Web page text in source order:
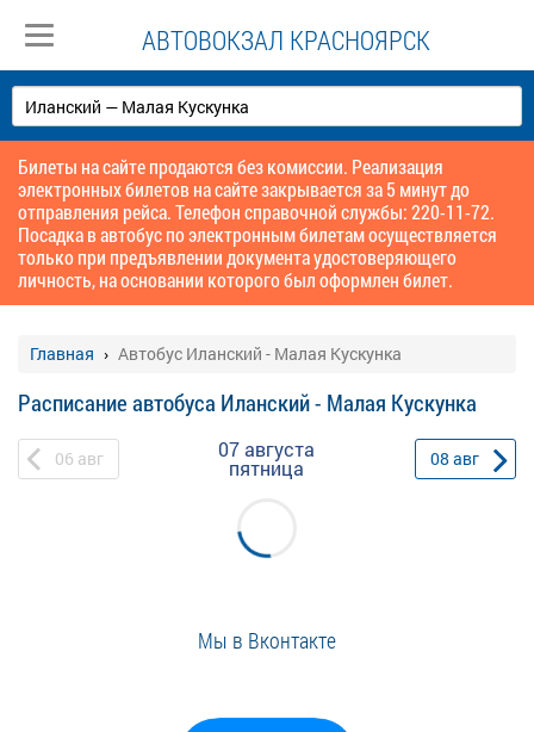
АВТОВОКЗАЛ КРАСНОЯРСК
Билеты на сайте продаются без комиссии. Реализация
электронных билетов на сайте закрывается за 5 минут до
отправления рейса. Телефон справочной службы: 220-11-72.
Посадка в автобус по электронным билетам осуществляется
только при предъявлении документа удостоверяющего
личность, на основании которого был оформлен билет.
Главная Автобус Иланский - Малая Кускунка
Расписание автобуса Иланский - Малая Кускунка
06 авг 07 августа
пятница 08 авг
Мы в Вконтакте